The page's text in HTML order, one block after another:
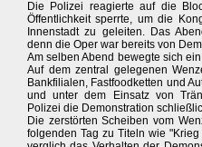
Die Polizei reagierte auf die
Öffentlichkeit sperrte, um die
Innenstadt zu geleiten. Das
denn die Oper war bereits von
Am selben Abend bewegte sich
Auf dem zentral gelegenen
Bankfilialen, Fastfoodketten und
und unter dem Einsatz von
Polizei die Demonstration
Die zerstörten Scheiben vom
folgenden Tag zu Titeln wie